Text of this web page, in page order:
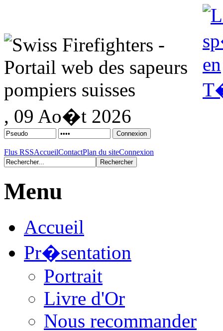
, 09 Ao�t 2026
Flus RSSAccueilContactPlan du siteConnexion
Menu
Accueil
Pr�sentation
Portrait
Livre d'Or
Nous recommander